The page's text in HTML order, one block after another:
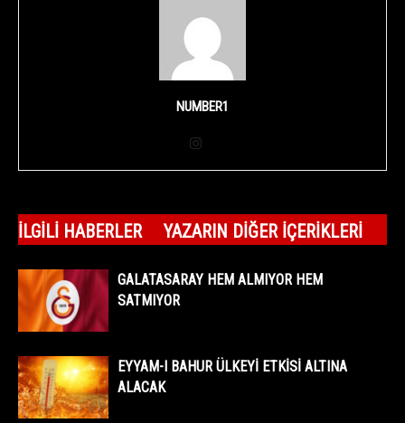
NUMBER1
İLGILI HABERLER YAZARIN DIĞER İÇERIKLERI
GALATASARAY HEM ALMIYOR HEM
SATMIYOR
EYYAM-I BAHUR ÜLKEYİ ETKİSİ ALTINA
ALACAK